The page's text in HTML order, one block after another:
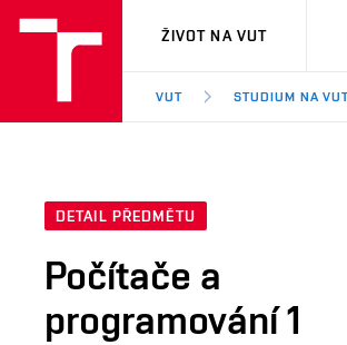
VUT
ŽIVOT NA VUT
VUT STUDIUM NA
DETAIL PŘEDMĚTU
Počítače a
programování 1